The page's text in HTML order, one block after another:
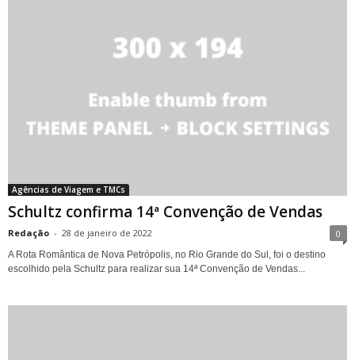
Agências de Viagem e TMCs
Schultz confirma 14ª Convenção de Vendas
Redação - 28 de janeiro de 2022 0
A Rota Romântica de Nova Petrópolis, no Rio Grande do Sul, foi o destino
escolhido pela Schultz para realizar sua 14ª Convenção de Vendas...